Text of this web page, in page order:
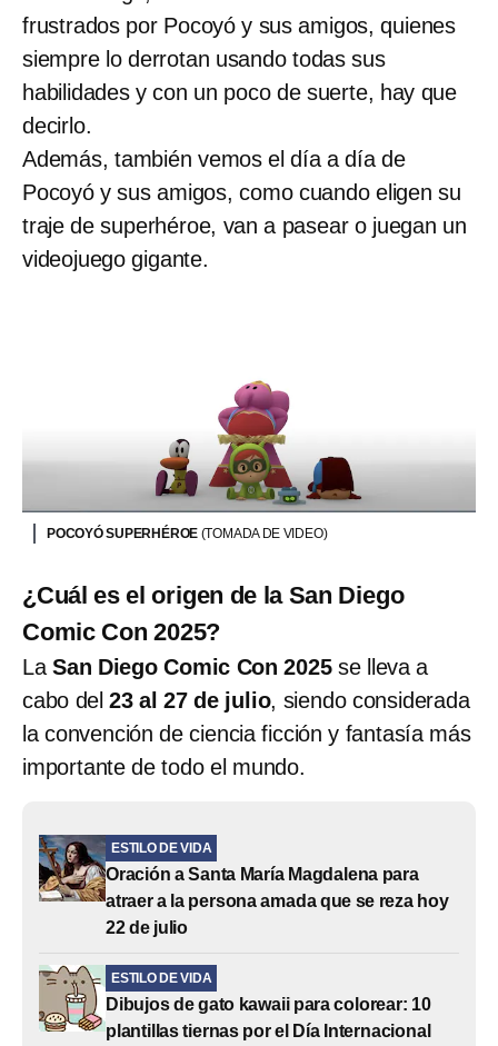
frustrados por Pocoyó y sus amigos, quienes
siempre lo derrotan usando todas sus
habilidades y con un poco de suerte, hay que
decirlo.
Además, también vemos el día a día de
Pocoyó y sus amigos, como cuando eligen su
traje de superhéroe, van a pasear o juegan un
videojuego gigante.
POCOYÓ SUPERHÉROE (TOMADA DE VIDEO)
¿Cuál es el origen de la San Diego
Comic Con 2025?
La San Diego Comic Con 2025se lleva a
cabo del23 al 27 de julio, siendo considerada
la convención de ciencia ficción y fantasía más
importante de todo el mundo.
ESTILO DE VIDA
Oración a Santa María Magdalena para
atraer a la persona amada que se reza hoy
22 de julio
ESTILO DE VIDA
Dibujos de gato kawaii para colorear: 10
plantillas tiernas por el Día Internacional